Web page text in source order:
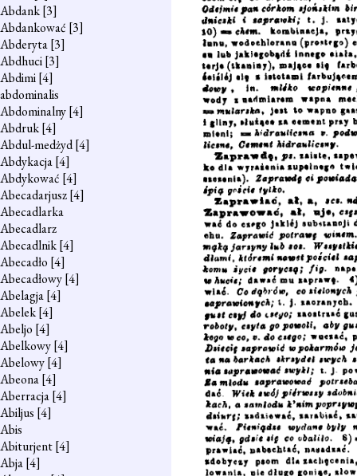
Abdank[3]
Abdankować [3]
Abderyta[3]
Abdhuci[3]
Abdimi[4]
abdominalis
Abdominalny[4]
Abdruk[4]
Abdul-medżyd[4]
Abdykacja[4]
Abdykować [4]
Abecadarjusz[4]
Abecadlarka
Abecadlarz
Abecadlnik[4]
Abecadło [4]
Abecadłowy[4]
Abelagja[4]
Abelek[4]
Abeljo [4]
Abelkowy[4]
Abelowy[4]
Abeona[4]
Aberracja[4]
Abiljus [4]
Abis
Abiturjent[4]
Abja[4]